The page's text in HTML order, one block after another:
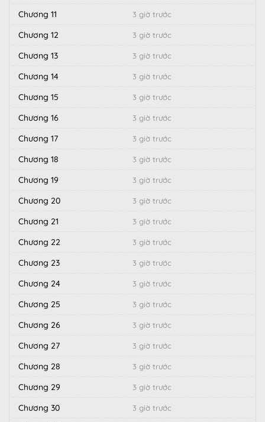
Chương 11 3 giờ trước
Chương 12 3 giờ trước
Chương 13 3 giờ trước
Chương 14 3 giờ trước
Chương 15 3 giờ trước
Chương 16 3 giờ trước
Chương 17 3 giờ trước
Chương 18 3 giờ trước
Chương 19 3 giờ trước
Chương 20 3 giờ trước
Chương 21 3 giờ trước
Chương 22 3 giờ trước
Chương 23 3 giờ trước
Chương 24 3 giờ trước
Chương 25 3 giờ trước
Chương 26 3 giờ trước
Chương 27 3 giờ trước
Chương 28 3 giờ trước
Chương 29 3 giờ trước
Chương 30 3 giờ trước